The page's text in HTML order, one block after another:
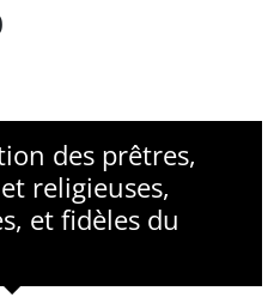
des prêtres,
religieuses,
et fidèles du